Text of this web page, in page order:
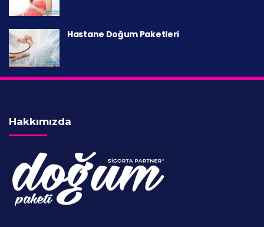
Hastane Doğum Paketleri
Hakkımızda